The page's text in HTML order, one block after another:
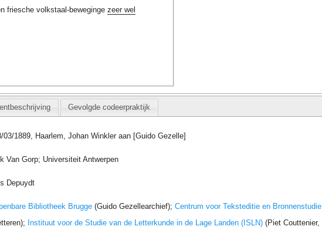
friesche volkstaal-beweginge zeer wel
Gevolgde codeerpraktijk
03/1889, Haarlem, Johan Winkler aan [Guido Gezelle]
Van Gorp; Universiteit Antwerpen
Depuydt
Bibliotheek Brugge (Guido Gezellearchief);Centrum voor Teksteditie en Bronnenstudie
Instituut voor de Studie van de Letterkunde in de Lage Landen (ISLN) (Piet